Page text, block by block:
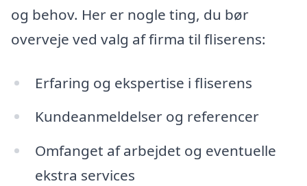
og behov. Her er nogle ting, du bør
overveje ved valg af firma til fliserens:
Erfaring og ekspertise i fliserens
Kundeanmeldelser og referencer
Omfanget af arbejdet og eventuelle
ekstra services